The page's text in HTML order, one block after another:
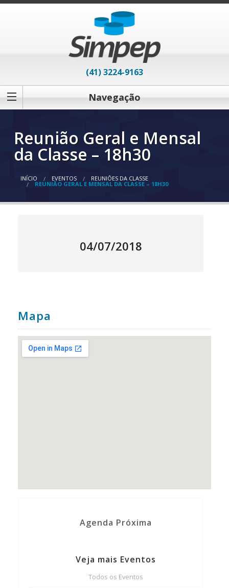
(41) 3224-9163
Navegação
Reunião Geral e Mensal
da Classe – 18h30
INÍCIO EVENTOS REUNIÕES DA CLASSE
REUNIÃO GERAL E MENSAL DA CLASSE – 18H30
04/07/2018
Mapa
Agenda Próxima
Veja mais Eventos
Todos os Eventos